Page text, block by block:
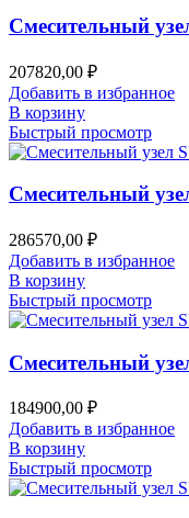
Смесительный
207820,00 ₽
Добавить в избранное
В корзину
Быстрый просмотр
Смесительный
286570,00 ₽
Добавить в избранное
В корзину
Быстрый просмотр
Смесительный
184900,00 ₽
Добавить в избранное
В корзину
Быстрый просмотр